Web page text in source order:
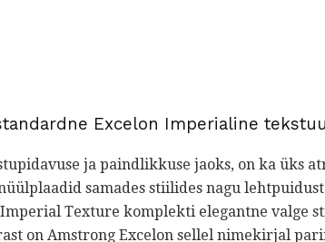
Excelon Imperialine
ja paindlikkuse jaoks, on ka üks
samades stiilides nagu
Texture komplekti elegantne valge
on Amstrong Excelon sellel nimekirjal